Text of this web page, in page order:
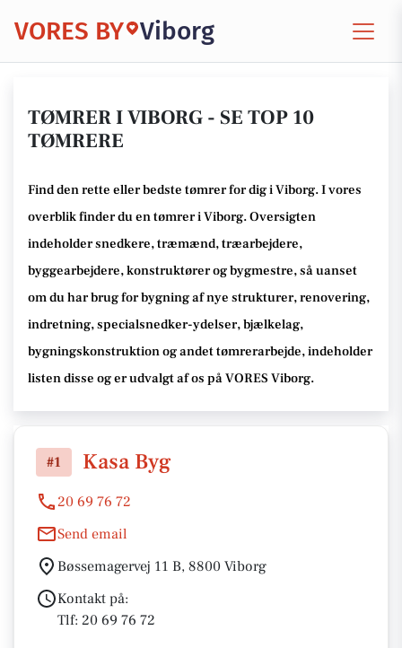
VORES BY Viborg
TØMRER I VIBORG - SE TOP 10
TØMRERE
Find den rette eller bedste tømrerfor dig i Viborg. I vores
overblik finder du en tømrer i Viborg.Oversigten
indeholder snedkere, træmænd, træarbejdere,
byggearbejdere, konstruktører og bygmestre,så uanset
om du har brug for bygning af nye strukturer, renovering,
indretning, specialsnedker-ydelser, bjælkelag,
bygningskonstruktion og andet tømrerarbejde, indeholder
listen disse og er udvalgt af os på VORES Viborg.
#1 Kasa Byg
20 69 76 72
Send email
Bøssemagervej 11 B, 8800 Viborg
Kontakt på:
Tlf: 20 69 76 72